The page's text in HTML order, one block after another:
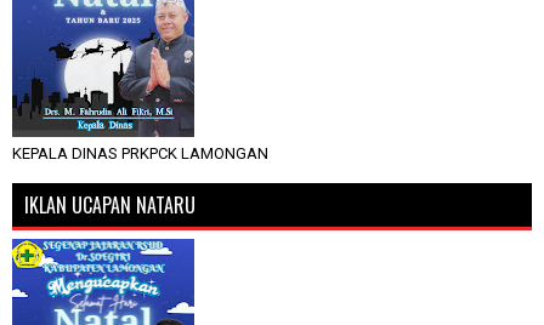
KEPALA DINAS PRKPCK LAMONGAN
IKLAN UCAPAN NATARU